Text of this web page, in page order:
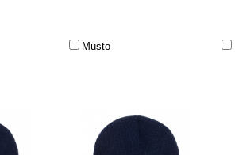
Musto